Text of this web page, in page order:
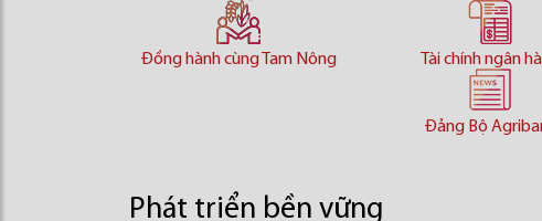
Đồng hành cùng Tam Nông Tài chính ngân
Đảng Bộ
Phát triển bền vững